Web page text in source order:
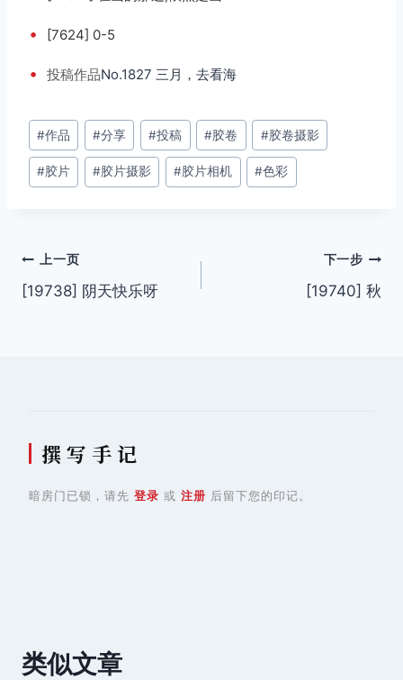
• [7624] 0-5
• 投稿作品No.1827 三月，去看海
文
章
标
#作品 #分享 #投稿 #胶卷 #胶卷摄影
#胶片 #胶片摄影 #胶片相机 #色彩
文
章
上一页
[19738] 阴天快乐呀
下一步
[19740] 秋
撰 写 手 记
暗房门已锁，请先 登录 或 注册 后留下您的印记。
类似文章